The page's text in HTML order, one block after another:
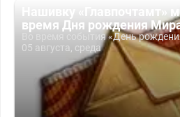
Нашивку «Главпочтамт»
время Дня рождения
Во время события «День
05 августа, среда